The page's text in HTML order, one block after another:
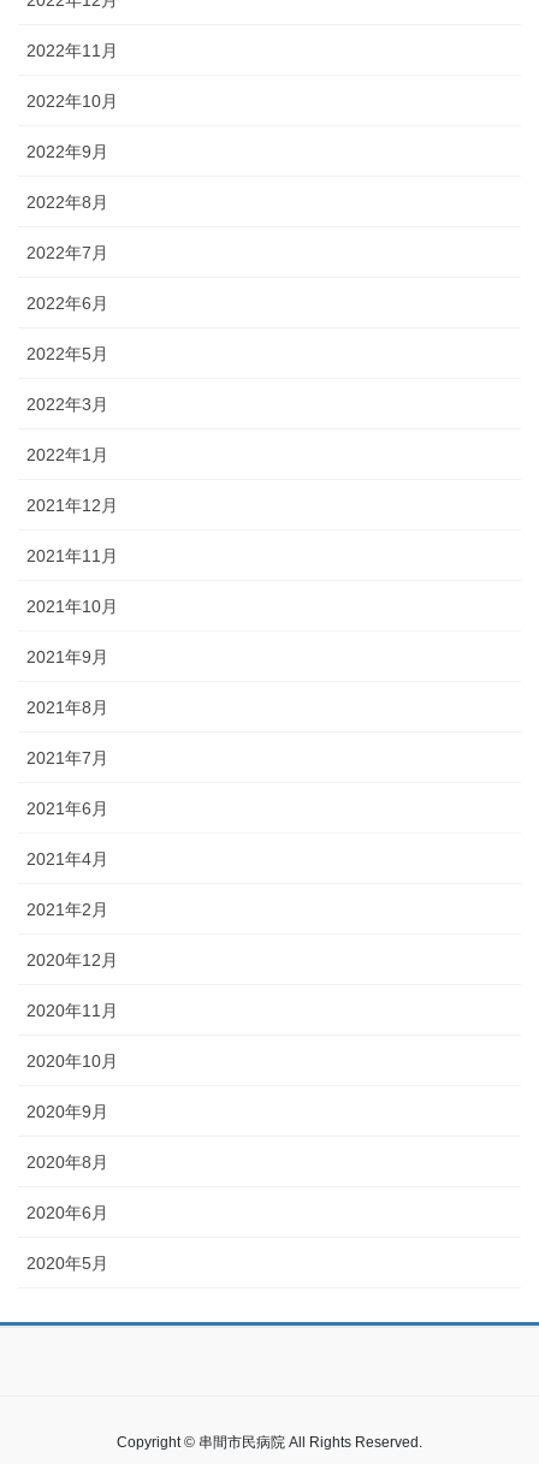
2022年11月
2022年10月
2022年9月
2022年8月
2022年7月
2022年6月
2022年5月
2022年3月
2022年1月
2021年12月
2021年11月
2021年10月
2021年9月
2021年8月
2021年7月
2021年6月
2021年4月
2021年2月
2020年12月
2020年11月
2020年10月
2020年9月
2020年8月
2020年6月
2020年5月
Copyright © 串間市民病院 All Rights Reserved.